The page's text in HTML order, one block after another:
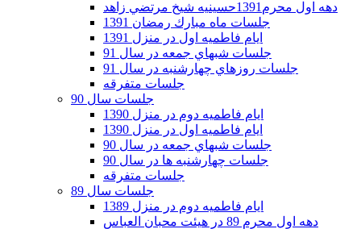
دهه اول محرم1391حسينيه شيخ مرتضي زاهد
جلسات ماه مبارك رمضان 1391
ايام فاطميه اول در منزل 1391
جلسات شبهاي جمعه در سال 91
جلسات روزهاي چهارشنبه در سال 91
جلسات متفرقه
جلسات سال 90
ایام فاطمیه دوم در منزل 1390
ایام فاطمیه اول در منزل 1390
جلسات شبهاي جمعه در سال 90
جلسات چهارشنبه ها در سال 90
جلسات متفرقه
جلسات سال 89
ایام فاطمیه دوم در منزل 1389
دهه اول محرم 89 در هیئت محبان العباس